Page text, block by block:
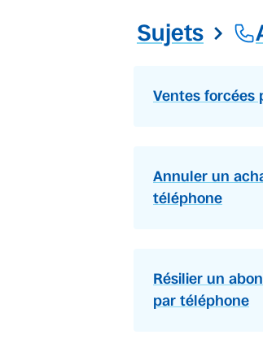
Sujets
Ventes forcées
Annuler un
téléphone
Résilier un
par téléphone